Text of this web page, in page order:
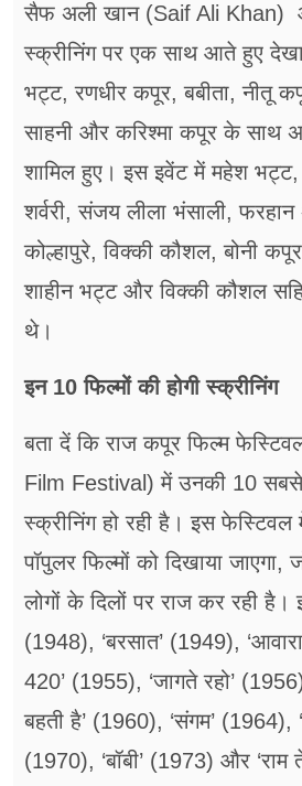
सैफ अली खान (Saif Ali Khan)
स्क्रीनिंग पर एक साथ आते हुए
भट्ट, रणधीर कपूर, बबीता, नीतू
साहनी और करिश्मा कपूर के साथ
शामिल हुए। इस इवेंट में महेश भट्ट,
शर्वरी, संजय लीला भंसाली,
कोल्हापुरे, विक्की कौशल, बोनी
शाहीन भट्ट और विक्की कौशल
थे।
इन 10 फिल्मों की होगी स्क्रीनिंग
बता दें कि राज कपूर फिल्म
Film Festival) में उनकी 10 सबसे
स्क्रीनिंग हो रही है। इस
पॉपुलर फिल्मों को दिखाया
लोगों के दिलों पर राज कर रही है।
(1948), ‘बरसात’ (1949),
420’ (1955), ‘जागते रहो’
बहती है’ (1960), ‘संगम’ (1964),
(1970), ‘बॉबी’ (1973) और ‘राम